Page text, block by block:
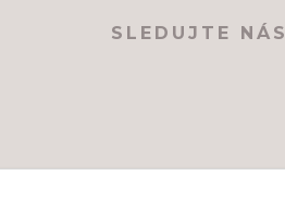
SLEDUJTE NÁS